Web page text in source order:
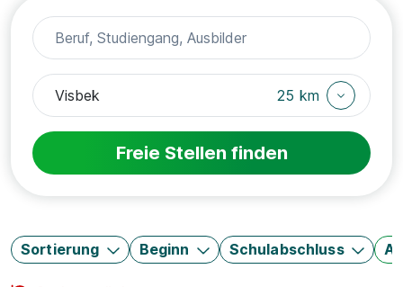
25 km
Freie Stellen finden
Sortierung Beginn Schulabschluss